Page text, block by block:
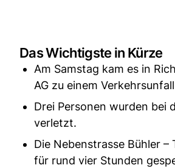
Das Wichtigste in Kürze
Am Samstag kam es in
AG zu einem
Drei Personen wurden bei
verletzt.
Die Nebenstrasse Bühler –
für rund vier Stunden